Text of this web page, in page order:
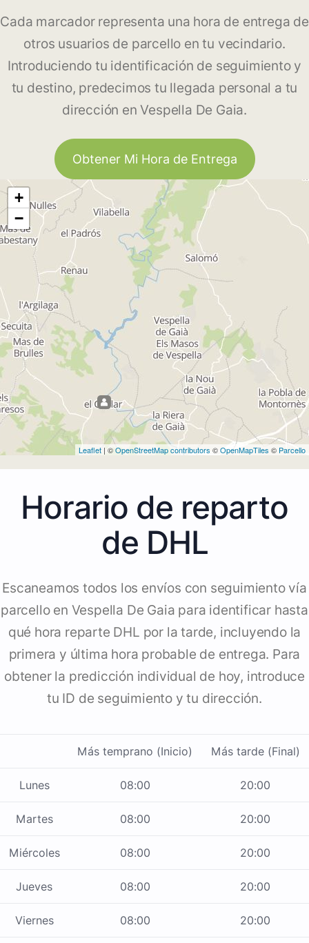
Cada marcador representa una hora de entrega de
otros usuarios de parcello en tu vecindario.
Introduciendo tu identificación de seguimiento y
tu destino, predecimos tu llegada personal a tu
dirección en Vespella De Gaia.
Obtener Mi Hora de Entrega
+
−
Leaflet | ©OpenStreetMap contributors ©OpenMapTiles © Parcello
Horario de reparto
de DHL
Escaneamos todos los envíos con seguimiento vía
parcello en Vespella De Gaia para identificar hasta
qué hora reparte DHL por la tarde, incluyendo la
primera y última hora probable de entrega. Para
obtener la predicción individual de hoy, introduce
tu ID de seguimiento y tu dirección.
Más temprano (Inicio) Más tarde (Final)
Lunes 08:00 20:00
Martes 08:00 20:00
Miércoles 08:00 20:00
Jueves 08:00 20:00
Viernes 08:00 20:00